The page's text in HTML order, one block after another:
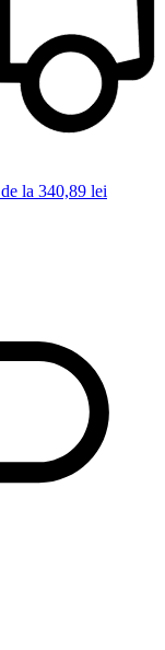
de la 340,89 lei